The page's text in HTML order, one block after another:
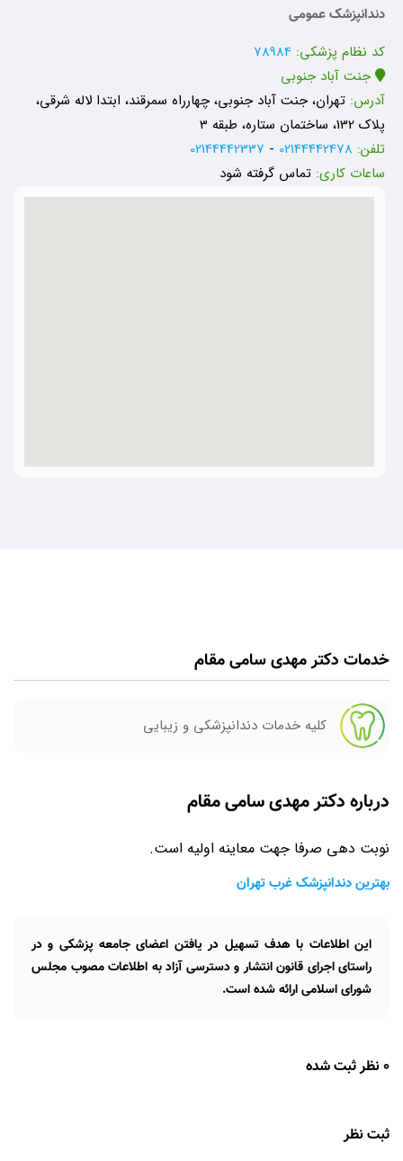
دندانپزشک عمومی
کد نظام پزشکی: 78984
جنت آباد جنوبی
آدرس: تهران، جنت آباد جنوبی، چهارراه سمرقند، ابتدا لاله شرقی،
پلاک 132، ساختمان ستاره، طبقه 3
تلفن: 02144442478
-
02144442337
ساعات کاری: تماس گرفته شود
خدمات دکتر مهدی سامی مقام
کلیه خدمات دندانپزشکی و زیبایی
درباره دکتر مهدی سامی مقام
نوبت دهی صرفا جهت معاینه اولیه است.
بهترین دندانپزشک غرب تهران
این اطلاعات با هدف تسهیل در یافتن اعضای جامعه پزشکی و در
راستای اجرای قانون انتشار و دسترسی آزاد به اطلاعات مصوب مجلس
شورای اسلامی ارائه شده است.
0 نظر ثبت شده
ثبت نظر